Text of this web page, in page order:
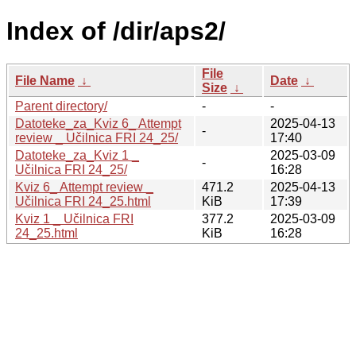
Index of /dir/aps2/
File Name ↓
File
Size ↓
Date ↓
Parent directory/
-
-
Datoteke_za_Kviz 6_ Attempt
review _ Učilnica FRI 24_25/
-
2025-04-13
17:40
Datoteke_za_Kviz 1 _
Učilnica FRI 24_25/
-
2025-03-09
16:28
Kviz 6_ Attempt review _
Učilnica FRI 24_25.html
471.2
KiB
2025-04-13
17:39
Kviz 1 _ Učilnica FRI
24_25.html
377.2
KiB
2025-03-09
16:28